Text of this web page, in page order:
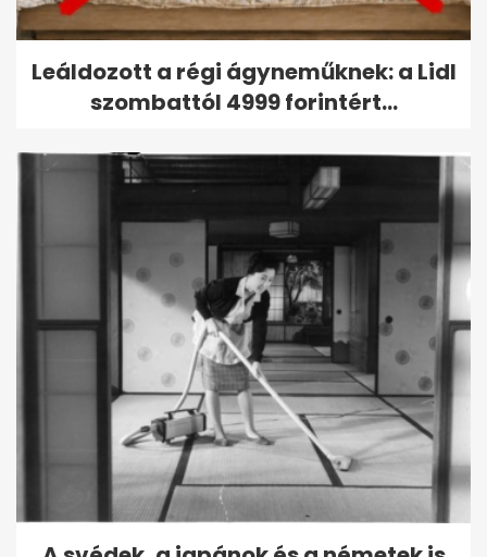
Leáldozott a régi ágyneműknek: a Lidl
szombattól 4999 forintért...